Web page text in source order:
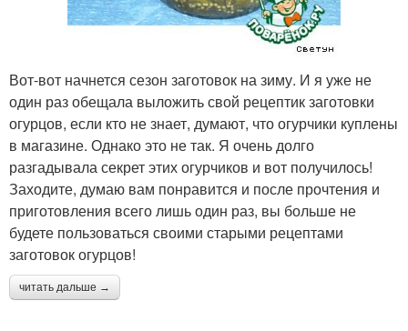
Вот-вот начнется сезон заготовок на зиму. И я уже не
один раз обещала выложить свой рецептик заготовки
огурцов, если кто не знает, думают, что огурчики куплены
в магазине. Однако это не так. Я очень долго
разгадывала секрет этих огурчиков и вот получилось!
Заходите, думаю вам понравится и после прочтения и
приготовления всего лишь один раз, вы больше не
будете пользоваться своими старыми рецептами
заготовок огурцов!
читать дальше →